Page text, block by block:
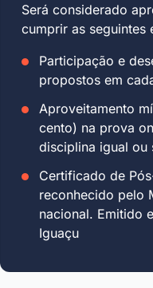
Será considerado
cumprir as seguintes
Participação e
propostos em
Aproveitamento
cento) na prova
disciplina igual ou
Certificado de
reconhecido pelo
nacional. Emitido
Iguaçu